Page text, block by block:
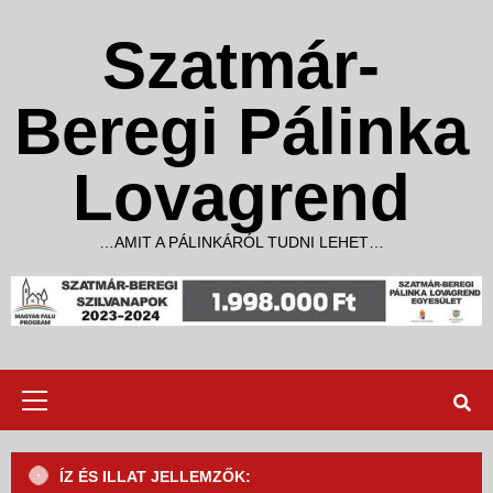
Szatmár-
Beregi Pálinka
Lovagrend
…AMIT A PÁLINKÁRÓL TUDNI LEHET…
ÍZ ÉS ILLAT JELLEMZŐK: